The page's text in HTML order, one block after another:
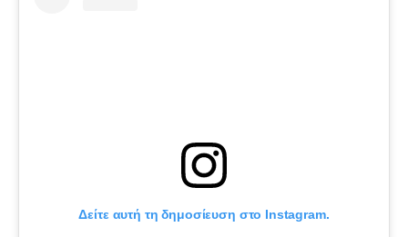
Δείτε αυτή τη δημοσίευση στο Instagram.